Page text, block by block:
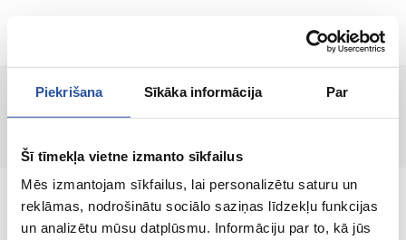
Piekrišana Sīkāka informācija Par
Šī tīmekļa vietne izmanto sīkfailus
Mēs izmantojam sīkfailus, lai personalizētu saturu un
reklāmas, nodrošinātu sociālo saziņas līdzekļu funkcijas
un analizētu mūsu datplūsmu. Informāciju par to, kā jūs
RU
Страница не найдена!